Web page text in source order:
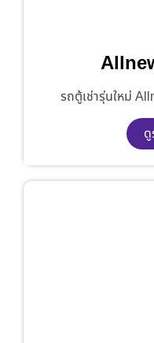
รถตู้เช่ารุ่นใหม่